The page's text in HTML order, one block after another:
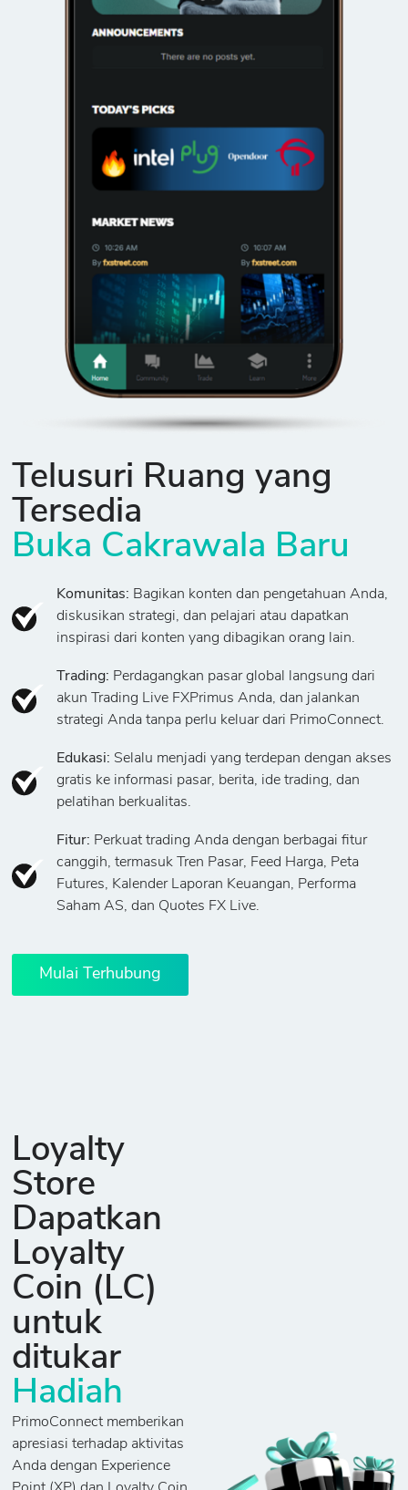
Telusuri Ruang yang
Tersedia
Buka Cakrawala Baru
Komunitas: Bagikan konten dan pengetahuan Anda,
diskusikan strategi, dan pelajari atau dapatkan
inspirasi dari konten yang dibagikan orang lain.
Trading: Perdagangkan pasar global langsung dari
akun Trading Live FXPrimus Anda, dan jalankan
strategi Anda tanpa perlu keluar dari PrimoConnect.
Edukasi: Selalu menjadi yang terdepan dengan akses
gratis ke informasi pasar, berita, ide trading, dan
pelatihan berkualitas.
Fitur: Perkuat trading Anda dengan berbagai fitur
canggih, termasuk Tren Pasar, Feed Harga, Peta
Futures, Kalender Laporan Keuangan, Performa
Saham AS, dan Quotes FX Live.
Mulai Terhubung
Loyalty
Store
Dapatkan
Loyalty
Coin (LC)
untuk
ditukar
Hadiah
PrimoConnect memberikan
apresiasi terhadap aktivitas
Anda dengan Experience